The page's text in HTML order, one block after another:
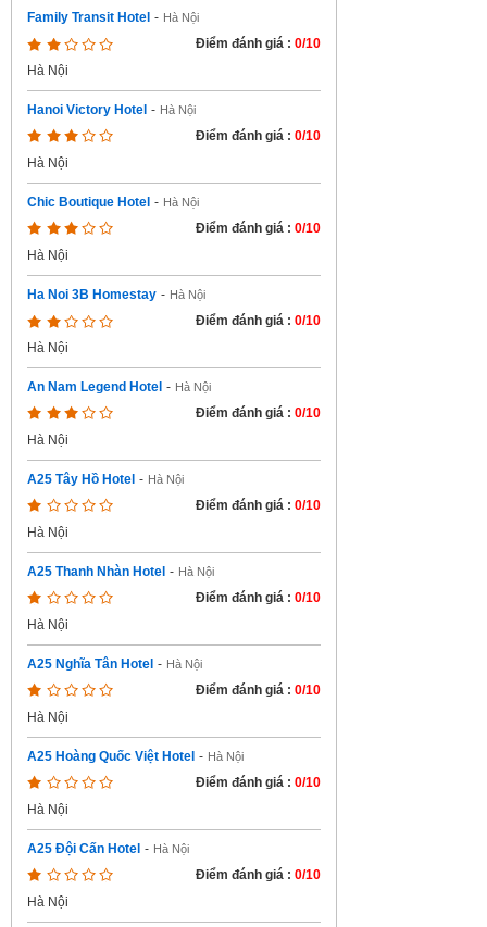
Family Transit Hotel - Hà Nội
Điểm đánh giá : 0/10
Hà Nội
Hanoi Victory Hotel - Hà Nội
Điểm đánh giá : 0/10
Hà Nội
Chic Boutique Hotel - Hà Nội
Điểm đánh giá : 0/10
Hà Nội
Ha Noi 3B Homestay - Hà Nội
Điểm đánh giá : 0/10
Hà Nội
An Nam Legend Hotel - Hà Nội
Điểm đánh giá : 0/10
Hà Nội
A25 Tây Hồ Hotel - Hà Nội
Điểm đánh giá : 0/10
Hà Nội
A25 Thanh Nhàn Hotel - Hà Nội
Điểm đánh giá : 0/10
Hà Nội
A25 Nghĩa Tân Hotel - Hà Nội
Điểm đánh giá : 0/10
Hà Nội
A25 Hoàng Quốc Việt Hotel - Hà Nội
Điểm đánh giá : 0/10
Hà Nội
A25 Đội Cấn Hotel - Hà Nội
Điểm đánh giá : 0/10
Hà Nội